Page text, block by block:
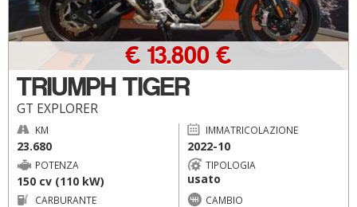
TRIUMPH TIGER
GT EXPLORER
€ 13.800 €
KM
23.680
IMMATRICOLAZIONE
2022-10
POTENZA
150 cv (110 kW)
TIPOLOGIA
usato
CARBURANTE CAMBIO